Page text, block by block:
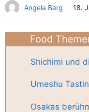
Angela Berg 18.
Food
Shichimi und
Umeshu
Osakas